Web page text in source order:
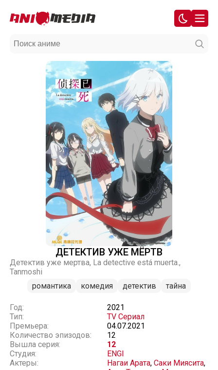
ДЕТЕКТИВ УЖЕ МЁРТВ
Детектив уже мертва, La detective está muerta.,
Tanmoshi
романтика
комедия детектив тайна
Год:
2021
Тип:
TV Сериал
Премьера:
04.07.2021
Количество эпизодов:
12
Вышла серия:
12
Студия:
ENGI
Актеры:
Нагаи Арата, Саки Миясита,